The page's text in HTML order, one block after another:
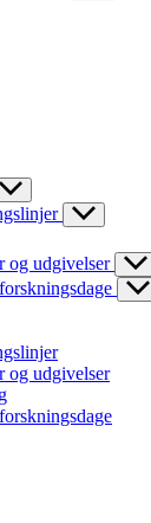
og udgivelser
og udgivelser